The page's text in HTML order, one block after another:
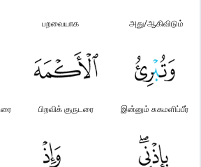
அது/ஆகிவிடும்
பறவையாக
இன்னும் சுகமளிப்பீர்
பிறவிக் குருடரை